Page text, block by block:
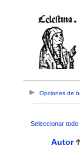
Opciones de
Seleccionar todo
Autor